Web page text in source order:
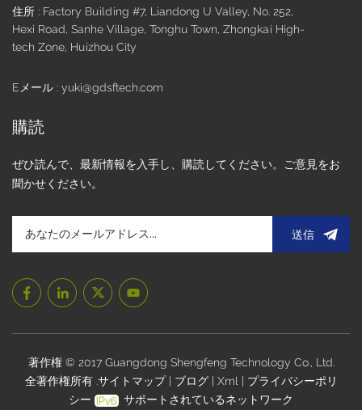
√ 水、火、放射線、静電気、粉塵、油脂などのさまざまな汚
染物質に対する耐久性。√ 高い期待寿命: 各タッチ ポイント
は 5,000 万回以上のタッチに耐え、キャリブレーション後も
縁材を使ったタッチ入力では操作できません。• 手袋をした
囲の導体からの干渉や温度変化が起こりやすい。 抵抗膜式タ
ッチパネル(RTP)RTP は、透明導電層 (ITO フィルム) でコー
ITO 層でコーティングされた硬化した耐傷性カバーで構成さ
れます。 2 つの導電層の間には、それらを分離するための小
置を決定します。スクリーン表面が押されると、最上層が圧
化します。コントローラは、検出された抵抗変化に基づいて
タッチポイントの座標を計算し、それに応じて対応する動作
は画面に物理的な圧力を加える必要があります。 抵抗膜タッ
ない。√ 粉塵や湿気に強く、さまざまな過酷な環境に耐えま
す。√ 互換性は、タッチ入力用のあらゆるオブジェクト、ペ
ンなどの非導電性オブジェクトと互換性があります。 √ 手袋
住所 : Factory Building #7, Liandong U Valley, No. 252,
Hexi Road, Sanhe Village, Tonghu Town, Zhongkai High-
tech Zone, Huizhou City
Eメール : yuki@gdsftech.com
購読
ぜひ読んで、最新情報を入手し、購読してください。ご意見をお
聞かせください。
送信
著作権 © 2017 Guangdong Shengfeng Technology Co., Ltd.
全著作権所有 . サイトマップ ブログ Xml
プライバシーポリ
シー
サポートされているネットワーク